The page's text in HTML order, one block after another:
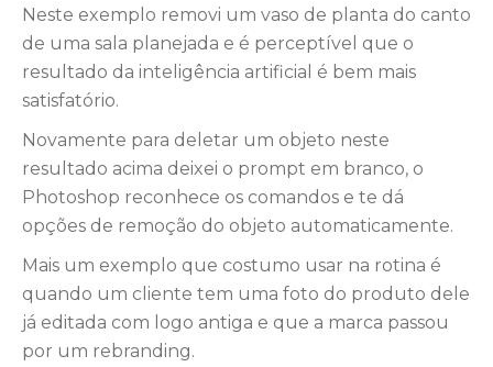
Neste exemplo removi um vaso de planta do canto
de uma sala planejada e é perceptível que o
resultado da inteligência artificial é bem mais
satisfatório.
Novamente para deletar um objeto neste
resultado acima deixei o prompt em branco, o
Photoshop reconhece os comandos e te dá
opções de remoção do objeto automaticamente.
Mais um exemplo que costumo usar na rotina é
quando um cliente tem uma foto do produto dele
já editada com logo antiga e que a marca passou
por um rebranding.